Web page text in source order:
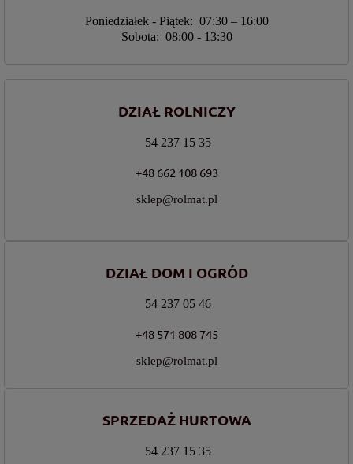
Poniedziałek - Piątek: 07:30 – 16:00
Sobota: 08:00 - 13:30
DZIAŁ ROLNICZY
54 237 15 35
+48 662 108 693
sklep@rolmat.pl
DZIAŁ DOM I OGRÓD
54 237 05 46
+48 571 808 745
sklep@rolmat.pl
SPRZEDAŻ HURTOWA
54 237 15 35